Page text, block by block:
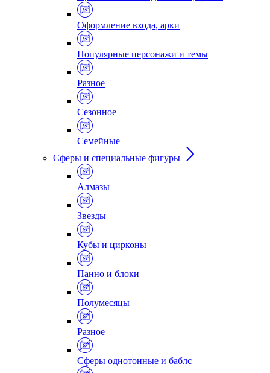
Оформление входа, арки
Популярные персонажи и темы
Разное
Сезонное
Семейные
Сферы и специальные фигуры
Алмазы
Звезды
Кубы и цирконы
Панно и блоки
Полумесяцы
Разное
Сферы однотонные и баблс